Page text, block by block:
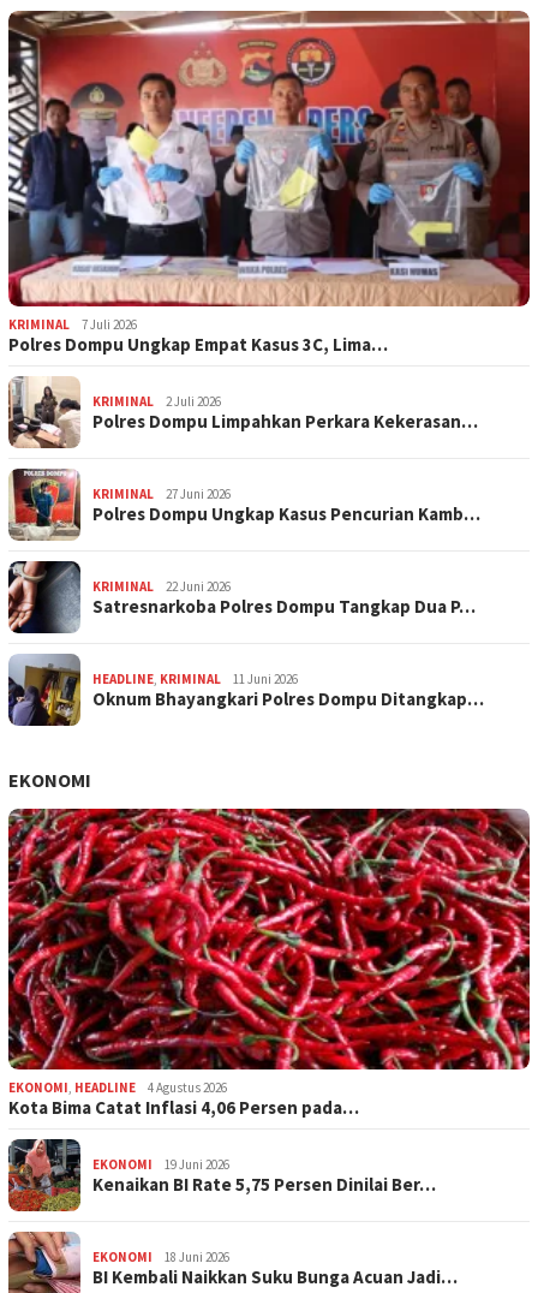
KRIMINAL 7 Juli 2026
Polres Dompu Ungkap Empat Kasus 3C, Lima…
KRIMINAL 2 Juli 2026
Polres Dompu Limpahkan Perkara Kekerasan…
KRIMINAL 27 Juni 2026
Polres Dompu Ungkap Kasus Pencurian Kamb…
KRIMINAL 22 Juni 2026
Satresnarkoba Polres Dompu Tangkap Dua P…
HEADLINE KRIMINAL 11 Juni 2026
Oknum Bhayangkari Polres Dompu Ditangkap…
EKONOMI
EKONOMI HEADLINE 4 Agustus 2026
Kota Bima Catat Inflasi 4,06 Persen pada…
EKONOMI 19 Juni 2026
Kenaikan BI Rate 5,75 Persen Dinilai Ber…
EKONOMI 18 Juni 2026
BI Kembali Naikkan Suku Bunga Acuan Jadi…